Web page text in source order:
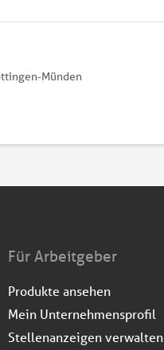
Münden
Für Arbeitgeber
Produkte ansehen
Mein Unternehmensprofil
Stellenanzeigen verwalten